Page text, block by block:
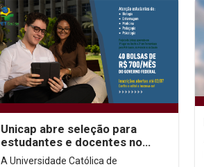
Unicap abre seleção para
estudantes e docentes no
PET-Saúde: Clima
A Universidade Católica de